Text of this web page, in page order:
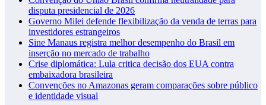
disputa presidencial de 2026
Governo Milei defende flexibilização da venda de terras para
investidores estrangeiros
Sine Manaus registra melhor desempenho do Brasil em
inserção no mercado de trabalho
Crise diplomática: Lula critica decisão dos EUA contra
embaixadora brasileira
Convenções no Amazonas geram comparações sobre público
e identidade visual